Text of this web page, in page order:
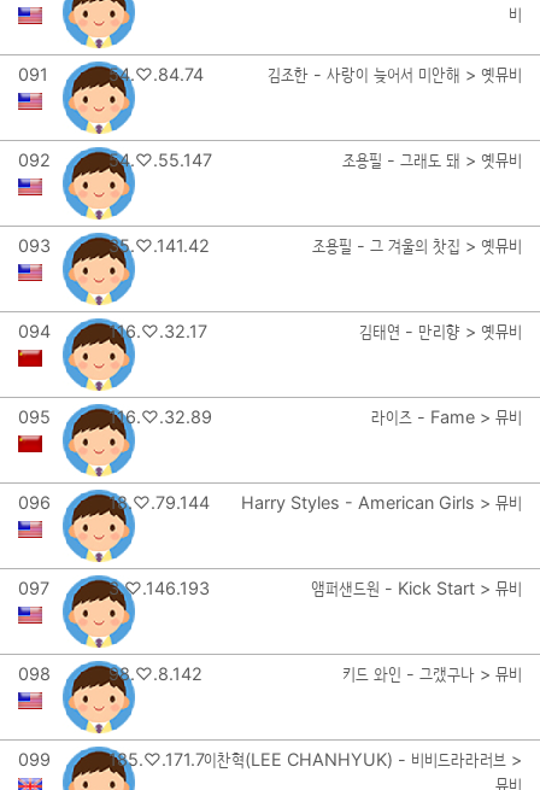
비
091 54.♡.84.74 김조한 - 사랑이 늦어서 미안해 > 옛뮤비
092 54.♡.55.147 조용필 - 그래도 돼 > 옛뮤비
093 35.♡.141.42 조용필 - 그 겨울의 찻집 > 옛뮤비
094 116.♡.32.17 김태연 - 만리향 > 옛뮤비
095 116.♡.32.89 라이즈 - Fame > 뮤비
096 18.♡.79.144 Harry Styles - American Girls > 뮤비
097 3.♡.146.193 앰퍼샌드원 - Kick Start > 뮤비
098 98.♡.8.142 키드 와인 - 그랬구나 > 뮤비
099 185.♡.171.7이찬혁(LEE CHANHYUK) - 비비드라라러브 >
뮤비